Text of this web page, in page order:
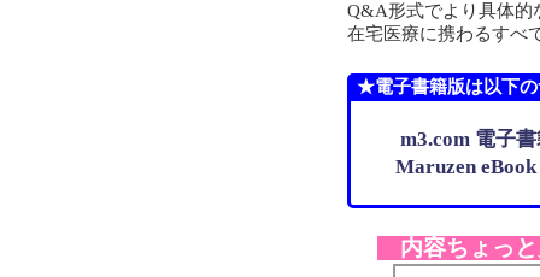
Q&A形式でより具体的
在宅医療に携わるすべ
★電子書籍版は以下
m3.com 電子書
Maruzen
内容ちょっ